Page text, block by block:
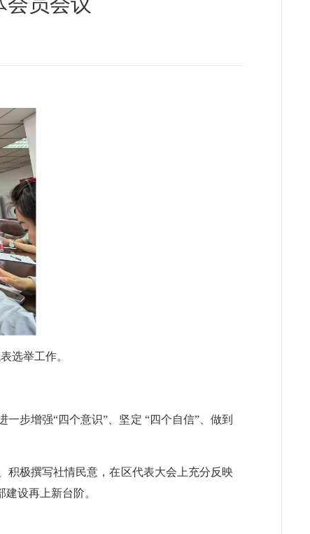
选举工作。
步增强“四个意识”、坚定 “四个自信”、做到
积极撰写社情民意，在区代表大会上充分反映
设再上新台阶。